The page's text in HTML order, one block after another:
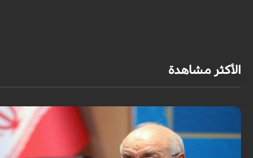
الأكثر مشاهدة